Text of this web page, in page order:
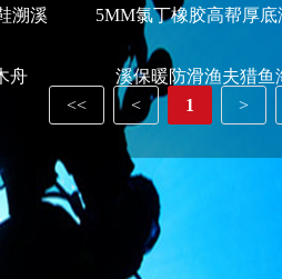
溯溪
舟
5MM氯丁橡胶高帮厚底
溪保暖防滑渔夫猎鱼
<<
< 1 >